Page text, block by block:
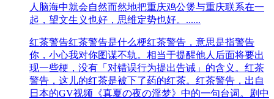
人脑海中就会自然而然地把重庆鸡公煲与重庆联系在一
起，望文生义也好，思维定势也好。......
红茶警告红茶警告是什么梗红茶警告，意思是指警告
你，小心我对你图谋不轨。相当于提醒他人后面将要出
现一些梗，没有「对错误行为提出告诫」的含义。红茶
警告，这儿的红茶是被下了药的红茶。红茶警告，出自
日本的GV视频《真夏の夜の淫梦》中的一句台词。剧中